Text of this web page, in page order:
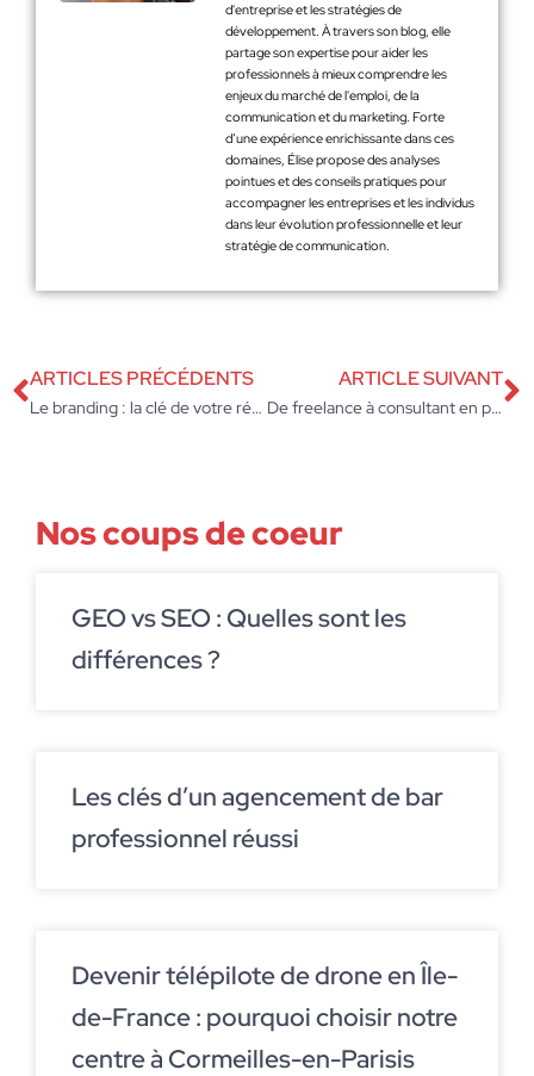
d'entreprise et les stratégies de
développement. À travers son blog, elle
partage son expertise pour aider les
professionnels à mieux comprendre les
enjeux du marché de l'emploi, de la
communication et du marketing. Forte
d’une expérience enrichissante dans ces
domaines, Élise propose des analyses
pointues et des conseils pratiques pour
accompagner les entreprises et les individus
dans leur évolution professionnelle et leur
stratégie de communication.
ARTICLES PRÉCÉDENTS
Le branding : la clé de votre réussite en marketing
ARTICLE SUIVANT
De freelance à consultant en portage entrepreneurial : Maximisez votre impact en marketing digital
Nos coups de coeur
GEO vs SEO : Quelles sont les
différences ?
Les clés d’un agencement de bar
professionnel réussi
Devenir télépilote de drone en Île-
de-France : pourquoi choisir notre
centre à Cormeilles-en-Parisis